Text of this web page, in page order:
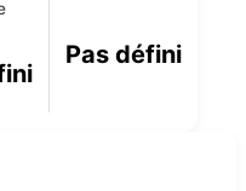
Pas défini